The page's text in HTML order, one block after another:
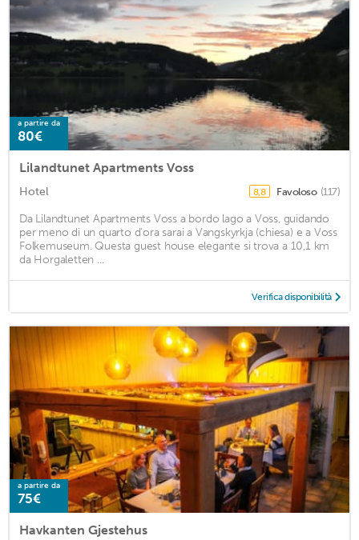
a partire da
80€
Lilandtunet Apartments Voss
Hotel 8,8 Favoloso (117)
Da Lilandtunet Apartments Voss a bordo lago a Voss, guidando
per meno di un quarto d'ora sarai a Vangskyrkja (chiesa) e a Voss
Folkemuseum. Questa guest house elegante si trova a 10,1 km
da Horgaletten ...
Verifica disponibilità
a partire da
75€
Havkanten Gjestehus